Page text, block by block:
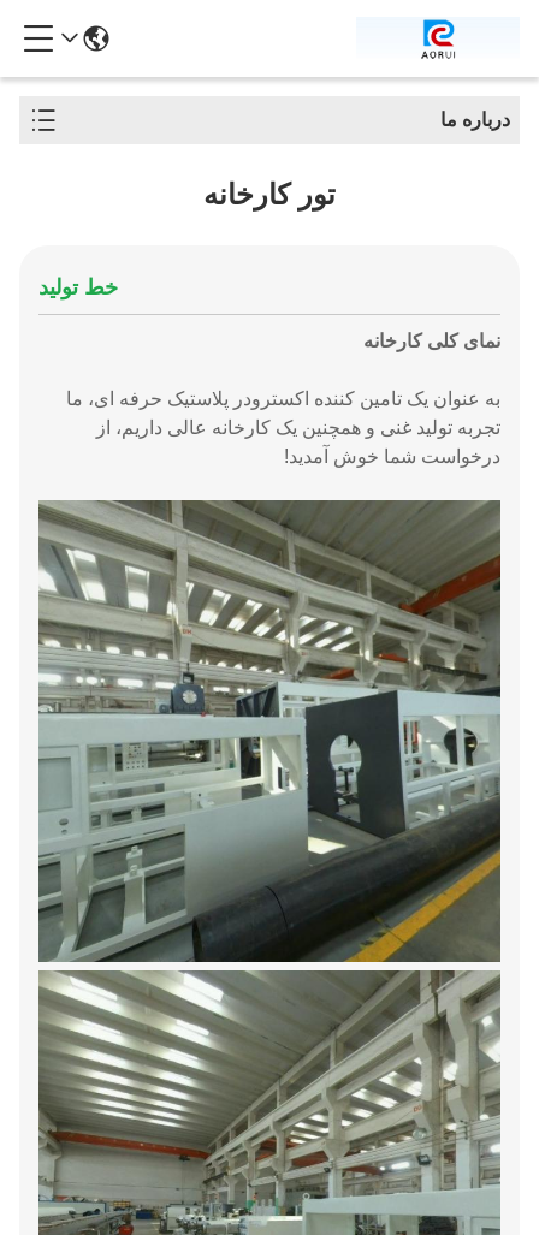
درباره ما
تور کارخانه
خط تولید
نمای کلی کارخانه
به عنوان یک تامین کننده اکسترودر پلاستیک حرفه ای، ما
تجربه تولید غنی و همچنین یک کارخانه عالی داریم، از
درخواست شما خوش آمدید!